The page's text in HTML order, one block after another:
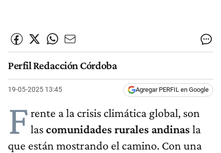
Perfil Redacción Córdoba
19-05-2025 13:45 Agregar PERFIL en Google
F rente a la crisis climática global, son
lascomunidades rurales andinas la
que están mostrando el camino. Con una